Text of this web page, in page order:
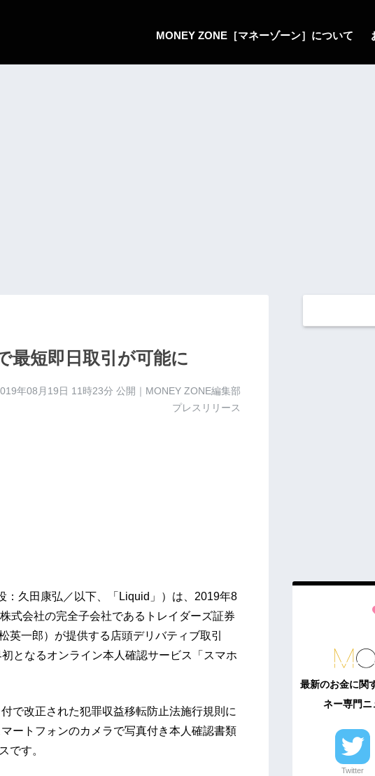
MONEY ZONE［マネーゾーン］について
最短即日取引が可能に
年08月19日 11時23分 公開｜MONEY ZONE編集部
プレスリリース
久田康弘／以下、「Liquid」）は、2019年8
式会社の完全子会社であるトレイダーズ証券
一郎）が提供する店頭デリバティブ取引
となるオンライン本人確認サービス「スマホ
で改正された犯罪収益移転防止法施行規則に
ートフォンのカメラで写真付き本人確認書類
です。
最新のお金に関
ネー専門ニ
Twitter